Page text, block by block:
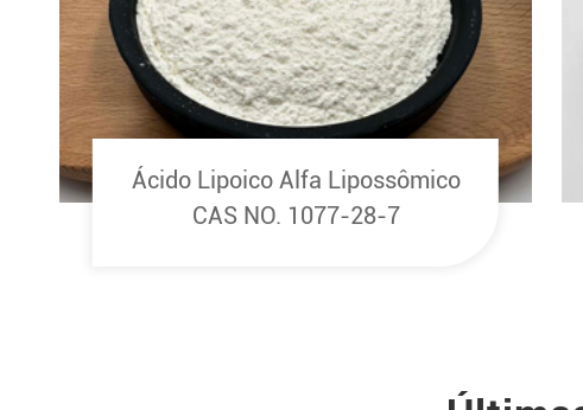
Ácido Lipoico Alfa Lipossômico
CAS NO. 1077-28-7